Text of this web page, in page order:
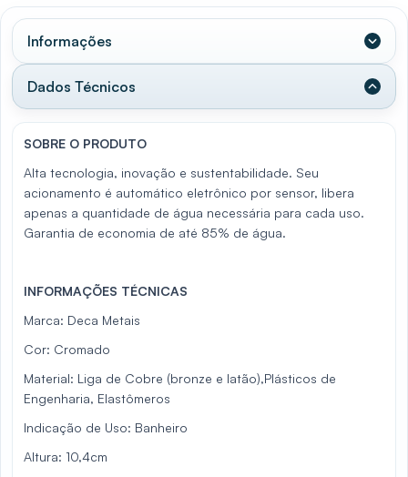
Informações
Dados Técnicos
SOBRE O PRODUTO
Alta tecnologia, inovação e sustentabilidade. Seu
acionamento é automático eletrônico por sensor, libera
apenas a quantidade de água necessária para cada uso.
Garantia de economia de até 85% de água.
INFORMAÇÕES TÉCNICAS
Marca: Deca Metais
Cor: Cromado
Material: Liga de Cobre (bronze e latão),Plásticos de
Engenharia, Elastômeros
Indicação de Uso: Banheiro
Altura: 10,4cm